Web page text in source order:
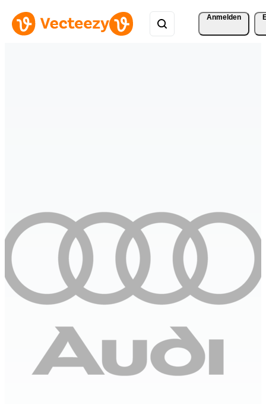
Anmelden